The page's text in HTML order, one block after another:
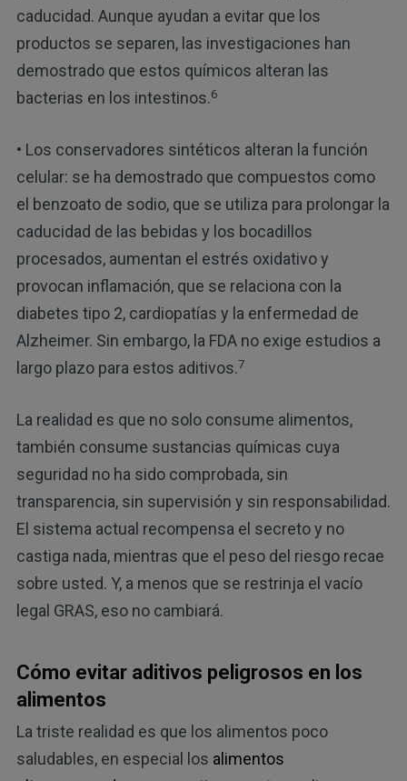
caducidad. Aunque ayudan a evitar que los
productos se separen, las investigaciones han
demostrado que estos químicos alteran las
bacterias en los intestinos.6
• Los conservadores sintéticos alteran la función
celular: se ha demostrado que compuestos como
el benzoato de sodio, que se utiliza para prolongar la
caducidad de las bebidas y los bocadillos
procesados, aumentan el estrés oxidativo y
provocan inflamación, que se relaciona con la
diabetes tipo 2, cardiopatías y la enfermedad de
Alzheimer. Sin embargo, la FDA no exige estudios a
largo plazo para estos aditivos.7
La realidad es que no solo consume alimentos,
también consume sustancias químicas cuya
seguridad no ha sido comprobada, sin
transparencia, sin supervisión y sin responsabilidad.
El sistema actual recompensa el secreto y no
castiga nada, mientras que el peso del riesgo recae
sobre usted. Y, a menos que se restrinja el vacío
legal GRAS, eso no cambiará.
Cómo evitar aditivos peligrosos en los
alimentos
La triste realidad es que los alimentos poco
saludables, en especial los alimentos